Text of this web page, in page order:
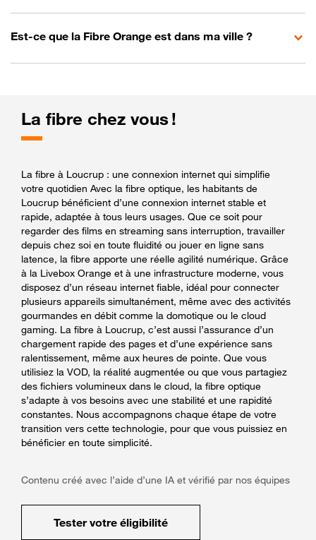
Est-ce que la Fibre Orange est dans ma ville ?
La fibre chez vous !
La fibre à Loucrup : une connexion internet qui simplifie
votre quotidien Avec la fibre optique, les habitants de
Loucrup bénéficient d’une connexion internet stable et
rapide, adaptée à tous leurs usages. Que ce soit pour
regarder des films en streaming sans interruption, travailler
depuis chez soi en toute fluidité ou jouer en ligne sans
latence, la fibre apporte une réelle agilité numérique. Grâce
à la Livebox Orange et à une infrastructure moderne, vous
disposez d’un réseau internet fiable, idéal pour connecter
plusieurs appareils simultanément, même avec des activités
gourmandes en débit comme la domotique ou le cloud
gaming. La fibre à Loucrup, c’est aussi l’assurance d’un
chargement rapide des pages et d’une expérience sans
ralentissement, même aux heures de pointe. Que vous
utilisiez la VOD, la réalité augmentée ou que vous partagiez
des fichiers volumineux dans le cloud, la fibre optique
s’adapte à vos besoins avec une stabilité et une rapidité
constantes. Nous accompagnons chaque étape de votre
transition vers cette technologie, pour que vous puissiez en
bénéficier en toute simplicité.
Contenu créé avec l’aide d’une IA et vérifié par nos équipes
Tester votre éligibilité